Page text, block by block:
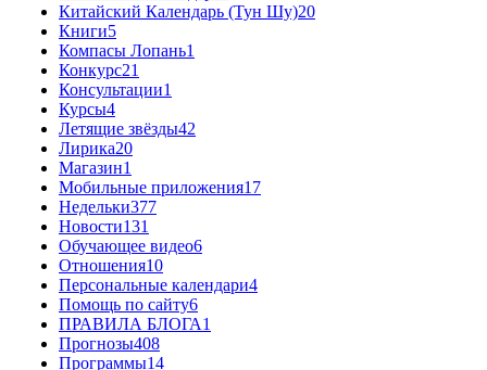
Китайский Календарь (Тун Шу)20
Книги5
Компасы Лопань1
Конкурс21
Консультации1
Курсы4
Летящие звёзды42
Лирика20
Магазин1
Мобильные приложения17
Недельки377
Новости131
Обучающее видео6
Отношения10
Персональные календари4
Помощь по сайту6
ПРАВИЛА БЛОГА1
Прогнозы408
Программы14